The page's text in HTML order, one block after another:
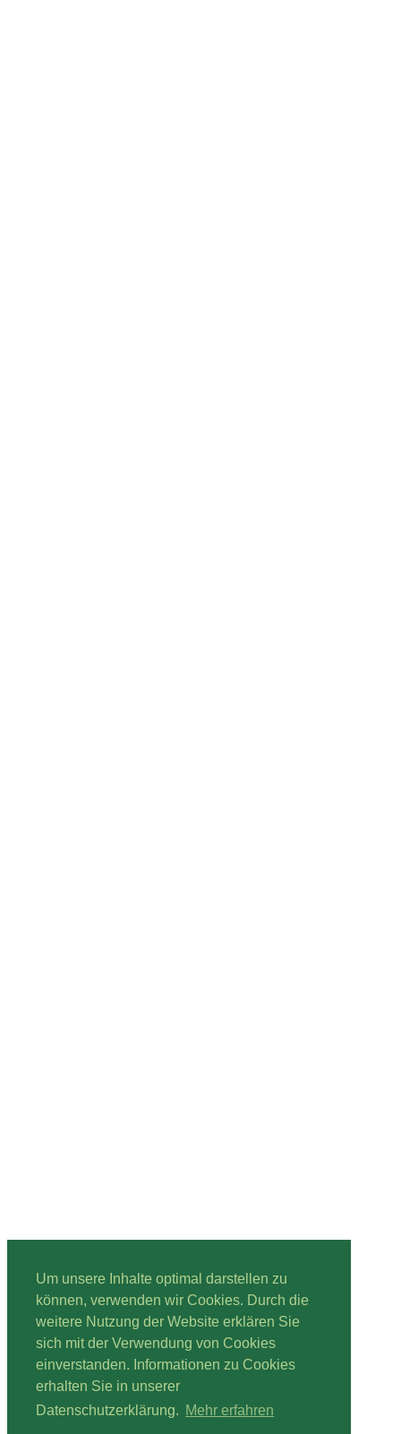
Um unsere Inhalte optimal darstellen zu
können, verwenden wir Cookies. Durch die
weitere Nutzung der Website erklären Sie
sich mit der Verwendung von Cookies
einverstanden. Informationen zu Cookies
erhalten Sie in unserer
Datenschutzerklärung. Mehr erfahren